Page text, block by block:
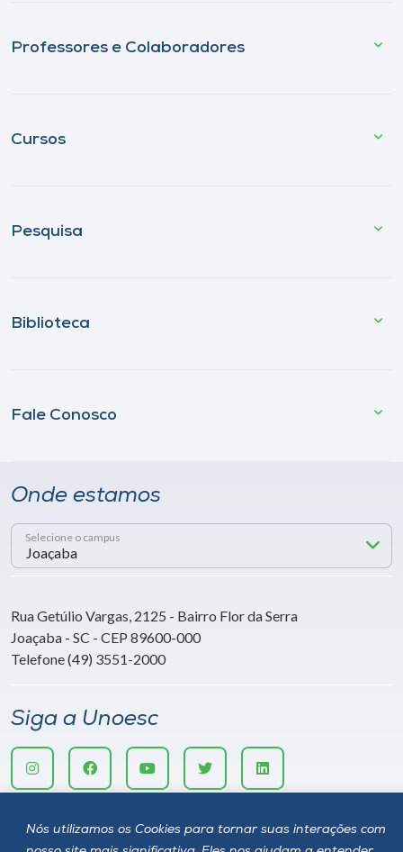
Nós utilizamos os Cookies para tornar suas interações com
Professores e Colaboradores
Cursos
Pesquisa
Biblioteca
Fale Conosco
Onde estamos
Selecione o campus
Rua Getúlio Vargas, 2125 - Bairro Flor da Serra
Joaçaba - SC - CEP 89600-000
Telefone (49) 3551-2000
Siga a Unoesc